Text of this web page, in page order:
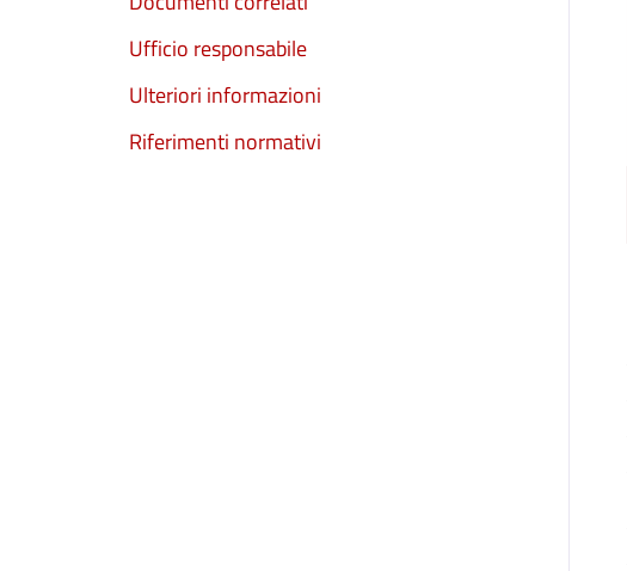
Ufficio responsabile
Ulteriori informazioni
Riferimenti normativi